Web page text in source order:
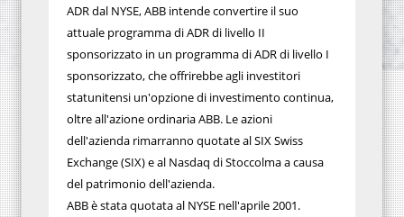
ADR dal NYSE, ABB intende convertire il suo
attuale programma di ADR di livello II
sponsorizzato in un programma di ADR di livello I
sponsorizzato, che offrirebbe agli investitori
statunitensi un'opzione di investimento continua,
oltre all'azione ordinaria ABB. Le azioni
dell'azienda rimarranno quotate al SIX Swiss
Exchange (SIX) e al Nasdaq di Stoccolma a causa
del patrimonio dell'azienda.
ABB è stata quotata al NYSE nell'aprile 2001.